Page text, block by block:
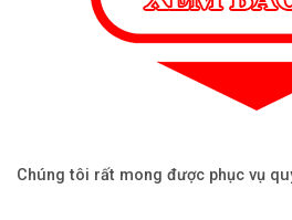
Chúng tôi rất mong được phục vụ